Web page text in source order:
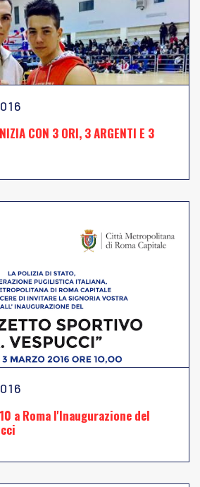
CON 3 ORI, 3 ARGENTI E 3
del